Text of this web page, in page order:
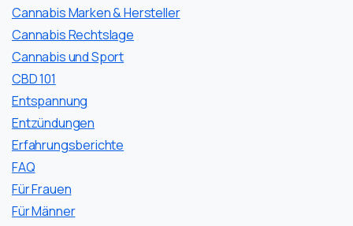
Cannabis Marken & Hersteller
Cannabis Rechtslage
Cannabis und Sport
CBD 101
Entspannung
Entzündungen
Erfahrungsberichte
FAQ
Für Frauen
Für Männer